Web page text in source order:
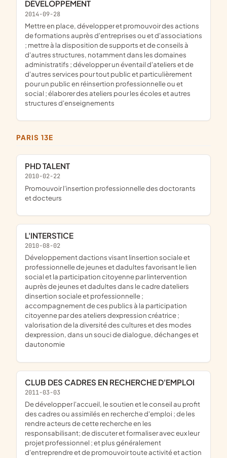
DÉVELOPPEMENT
2014-09-28
mettre en place, développer et promouvoir des actions
de formations auprès d'entreprises ou et d'associations
; mettre à la disposition de supports et de conseils à
d'autres structures, notamment dans les domaines
administratifs ; développer un éventail d'ateliers et de
d'autres services pour tout public et particulièrement
pour un public en réinsertion professionnelle ou et
social ; élaborer des ateliers pour les écoles et autres
structures d'enseignements
PARIS 13E
PHD TALENT
2010-02-22
promouvoir l'insertion professionnelle des doctorants
et docteurs
L'INTERSTICE
2010-08-02
développement dactions visant linsertion sociale et
professionnelle de jeunes et dadultes favorisant le lien
social et la participation citoyenne par lintervention
auprès de jeunes et dadultes dans le cadre dateliers
dinsertion sociale et professionnelle ;
accompagnement de ces publics à la participation
citoyenne par des ateliers dexpression créatrice ;
valorisation de la diversité des cultures et des modes
dexpression, dans un souci de dialogue, déchanges et
dautonomie
CLUB DES CADRES EN RECHERCHE D'EMPLOI
2011-03-03
de développer l'accueil, le soutien et le conseil au profit
des cadres ou assimilés en recherche d'emploi ; de les
rendre acteurs de cette recherche en les
responsabilisant; de discuter et formaliser avec eux leur
projet professionnel ; et plus généralement
d'entreprendre et de promouvoir toute activité et action